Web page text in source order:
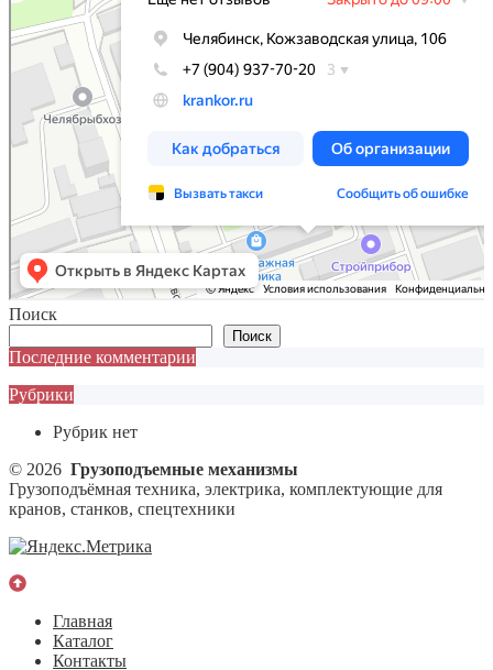
Поиск
Поиск
Последние комментарии
Рубрики
Рубрик нет
© 2026 Грузоподъемные механизмы
Грузоподъёмная техника, электрика, комплектующие для
кранов, станков, спецтехники
Главная
Каталог
Контакты